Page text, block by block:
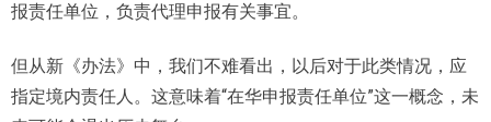
报责任单位，负责代理申报有关事宜。
但从新《办法》中，我们不难看出，以后对于此类情况，应
指定境内责任人。这意味着“在华申报责任单位”这一概念，未